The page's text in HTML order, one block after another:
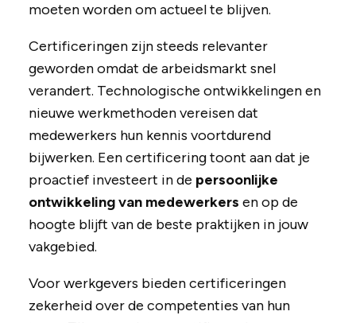
moeten worden om actueel te blijven.
Certificeringen zijn steeds relevanter
geworden omdat de arbeidsmarkt snel
verandert. Technologische ontwikkelingen en
nieuwe werkmethoden vereisen dat
medewerkers hun kennis voortdurend
bijwerken. Een certificering toont aan dat je
proactief investeert in de persoonlijke
ontwikkeling van medewerkers en op de
hoogte blijft van de beste praktijken in jouw
vakgebied.
Voor werkgevers bieden certificeringen
zekerheid over de competenties van hun